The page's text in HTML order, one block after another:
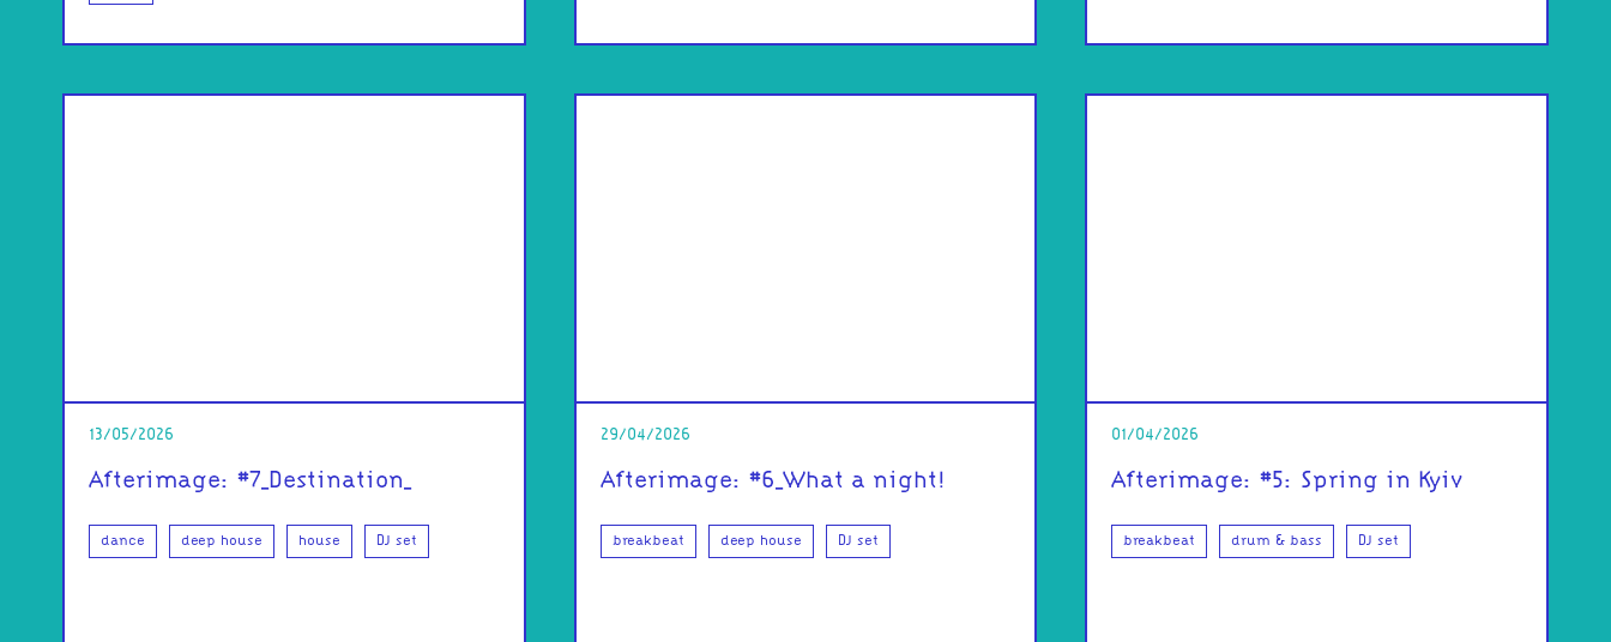
13/05/2026
Afterimage: #7_Destination_
dance deep house house DJ set
29/04/2026
Afterimage: #6_What a night!
breakbeat deep house DJ set
01/04/2026
Afterimage: #5: Spring in Kyiv
breakbeat drum & bass DJ set